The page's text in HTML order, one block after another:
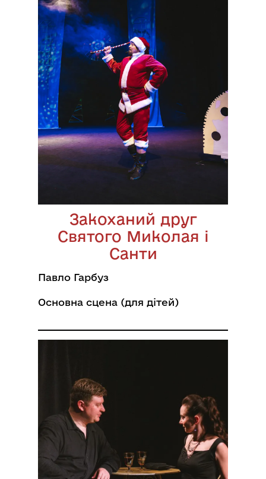
Закоханий друг
Святого Миколая і
Санти
Павло Гарбуз
Основна сцена (для дітей)